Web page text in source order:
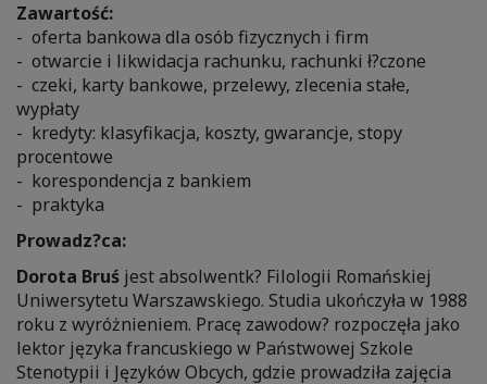
Zawartość:
- oferta bankowa dla osób fizycznych i firm
- otwarcie i likwidacja rachunku, rachunki ł?czone
- czeki, karty bankowe, przelewy, zlecenia stałe,
wypłaty
- kredyty: klasyfikacja, koszty, gwarancje, stopy
procentowe
- korespondencja z bankiem
- praktyka
Prowadz?ca:
Dorota Bruś jest absolwentk? Filologii Romańskiej
Uniwersytetu Warszawskiego. Studia ukończyła w 1988
roku z wyróżnieniem. Pracę zawodow? rozpoczęła jako
lektor języka francuskiego w Państwowej Szkole
Stenotypii i Języków Obcych, gdzie prowadziła zajęcia